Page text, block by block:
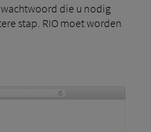
die u nodig
stap. RIO moet worden